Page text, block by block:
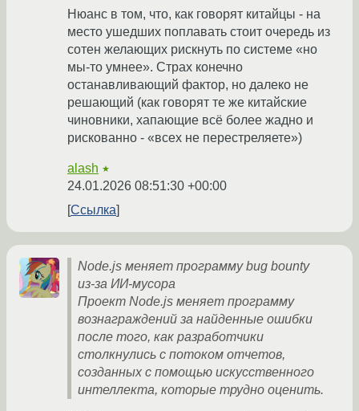
Нюанс в том, что, как говорят китайцы - на
место ушедших поплавать стоит очередь из
сотен желающих рискнуть по системе «но
мы-то умнее». Страх конечно
останавливающий фактор, но далеко не
решающий (как говорят те же китайские
чиновники, хапающие всё более жадно и
рискованно - «всех не перестреляете»)
alash ★
24.01.2026 08:51:30 +00:00
Ссылка
Node.js меняет программу bug bounty
из-за ИИ-мусора
Проект Node.js меняет программу
вознаграждений за найденные ошибки
после того, как разработчики
столкнулись с потоком отчетов,
созданных с помощью искусственного
интеллекта, которые трудно оценить.